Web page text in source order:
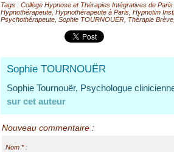
Tags : Collège Hypnose et Thérapies Intégratives de Paris
Hypnothérapeute Hypnothérapeute à Paris Hypnotim
Psychothérapeute Sophie TOURNOUËR Thérapie Brève
Sophie TOURNOUËR
Sophie Tournouër, Psychologue
sur cet auteur
Nouveau commentaire :
Nom * :